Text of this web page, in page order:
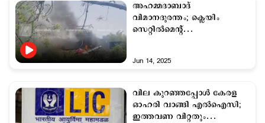
അഹമ്മദാബാദ്
വിമാനദുരന്തം; ക്ലെയിം
സെറ്റില്‍മെന്‍റ്
Jun 14, 2025
വില കുറഞ്ഞപ്പോള്‍ കേരള
ഓഹരി വാങ്ങി എല്‍ഐസി;
ഇത്തവണ വിറ്റതും